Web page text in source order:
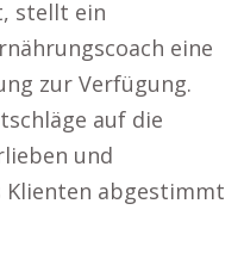
stellt ein
eine
zur Verfügung.
auf die
und
Klienten abgestimmt